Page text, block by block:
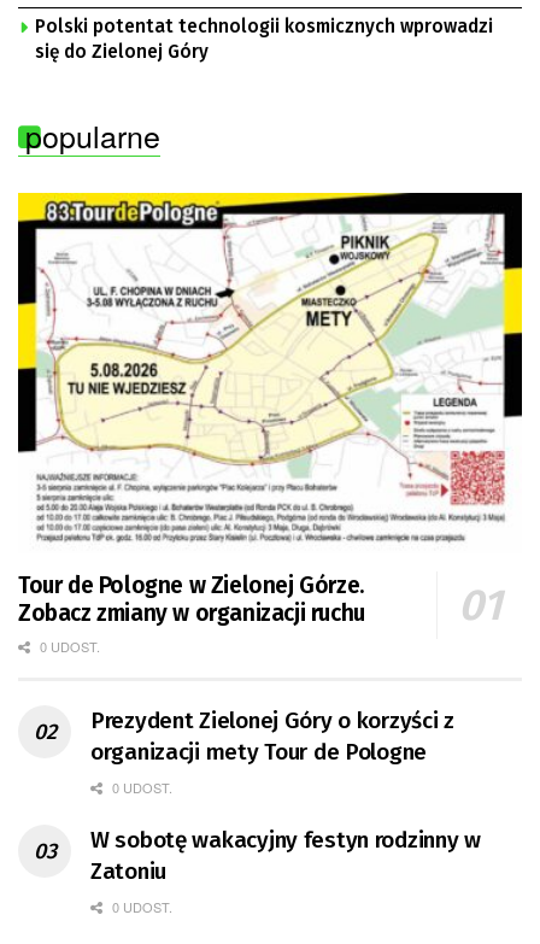
Polski potentat technologii kosmicznych wprowadzi
się do Zielonej Góry
popularne
Tour de Pologne w Zielonej Górze.
Zobacz zmiany w organizacji ruchu
0 UDOST.
Prezydent Zielonej Góry o korzyści z
organizacji mety Tour de Pologne
0 UDOST.
W sobotę wakacyjny festyn rodzinny w
Zatoniu
0 UDOST.